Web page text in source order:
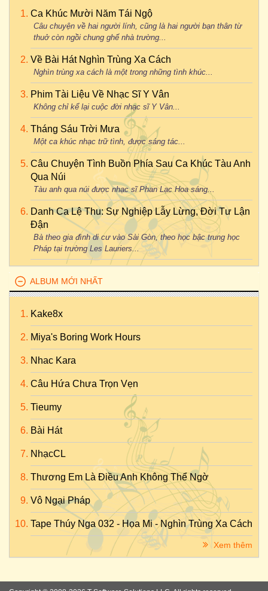
Ca Khúc Mười Năm Tái Ngộ
Câu chuyện về hai người lính, cũng là hai người bạn thân từ
thuở còn ngồi chung ghế nhà trường...
Về Bài Hát Nghìn Trùng Xa Cách
Nghìn trùng xa cách là một trong những tình khúc...
Phim Tài Liệu Về Nhạc Sĩ Y Vân
Không chỉ kể lại cuộc đời nhạc sĩ Y Vân...
Tháng Sáu Trời Mưa
Một ca khúc nhạc trữ tình, được sáng tác...
Câu Chuyện Tình Buồn Phía Sau Ca Khúc Tàu Anh
Qua Núi
Tàu anh qua núi được nhạc sĩ Phan Lạc Hoa sáng...
Danh Ca Lệ Thu: Sự Nghiệp Lẫy Lừng, Đời Tư Lận
Đận
Bà theo gia đình di cư vào Sài Gòn, theo học bậc trung học
Pháp tại trường Les Lauriers...
ALBUM MỚI NHẤT
Kake8x
Miya's Boring Work Hours
Nhac Kara
Câu Hứa Chưa Trọn Vẹn
Tieumy
Bài Hát
NhạcCL
Thương Em Là Điều Anh Không Thể Ngờ
Vô Ngại Pháp
Tape Thúy Nga 032 - Họa Mi - Nghìn Trùng Xa Cách
Xem thêm